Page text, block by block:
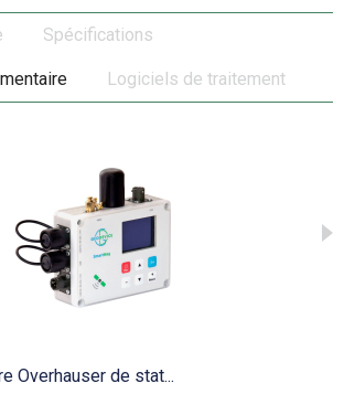
Spécifications
Logiciels de traitement
Overhauser de stat...